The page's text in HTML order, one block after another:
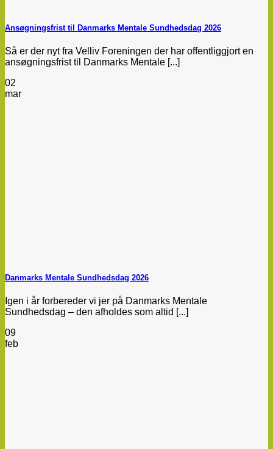
Ansøgningsfrist til Danmarks Mentale Sundhedsdag 2026
Så er der nyt fra Velliv Foreningen der har offentliggjort en
ansøgningsfrist til Danmarks Mentale [...]
02
mar
Danmarks Mentale Sundhedsdag 2026
Igen i år forbereder vi jer på Danmarks Mentale
Sundhedsdag – den afholdes som altid [...]
09
feb